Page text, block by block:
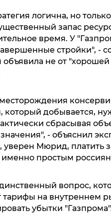
логична, но
запас
время. У
стройки", -
не от
который добывается,
сбрасывая
- объяснил
уверен Мюрид, платить
именно простым
вопрос,
тарифы на внутреннем
убытки